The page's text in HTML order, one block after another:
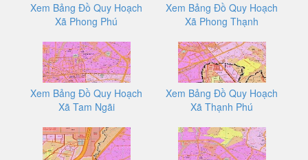
Xem Bảng Đồ Quy Hoạch
Xã Phong Phú
Xem Bảng Đồ Quy Hoạch
Xã Phong Thạnh
Xem Bảng Đồ Quy Hoạch
Xã Tam Ngãi
Xem Bảng Đồ Quy Hoạch
Xã Thạnh Phú